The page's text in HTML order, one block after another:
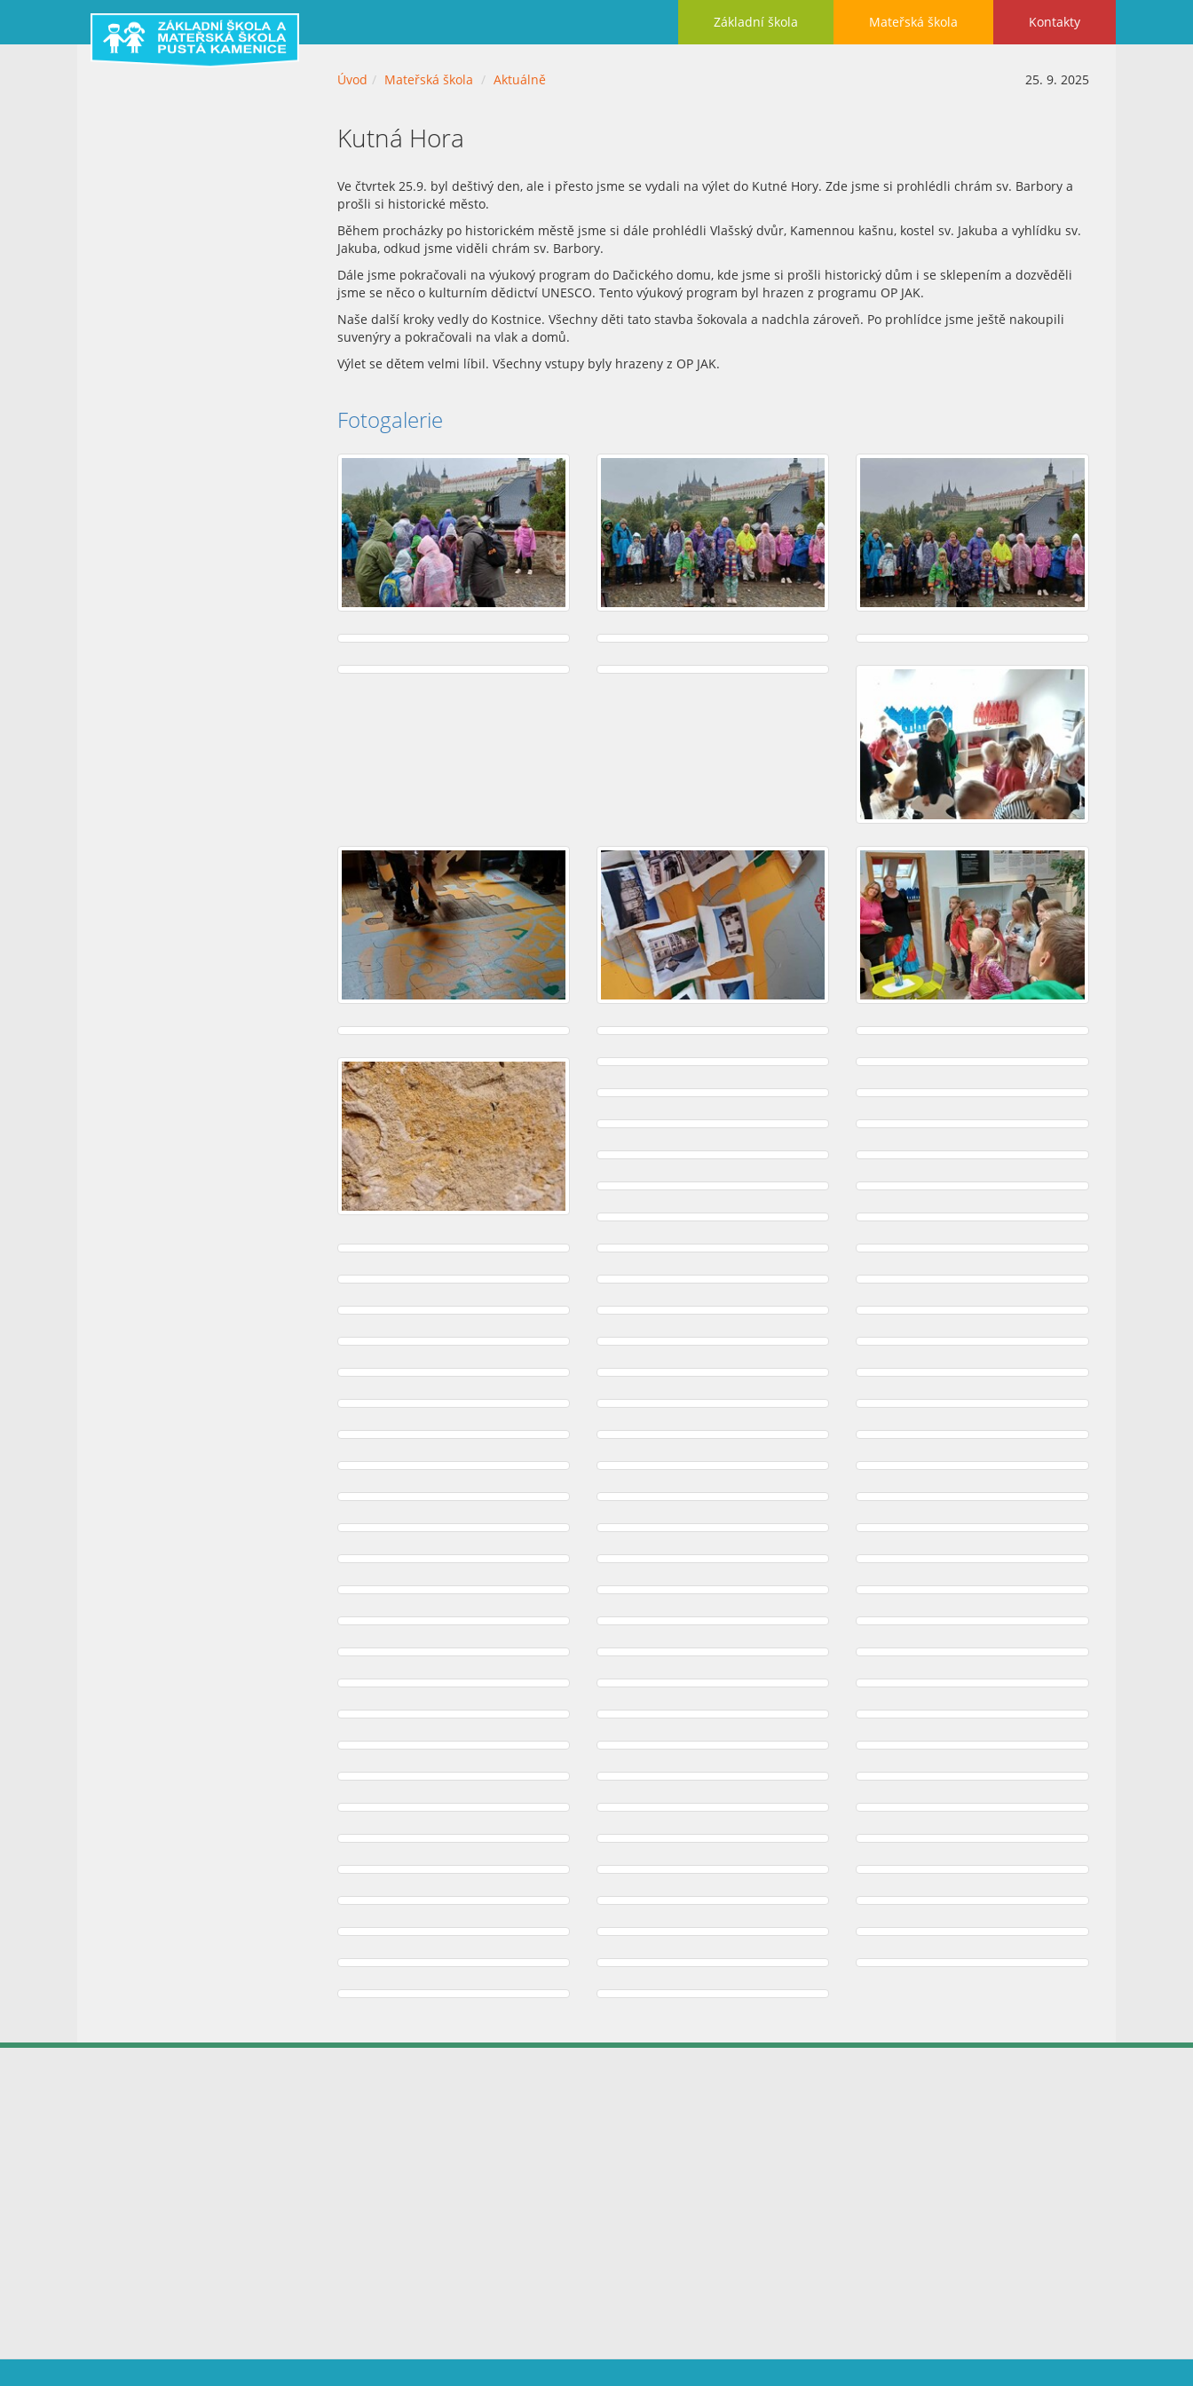
Základní škola Mateřská škola Kontakty
Úvod Mateřská škola Aktuálně 25. 9. 2025
Kutná Hora
Ve čtvrtek 25.9. byl deštivý den, ale i přesto jsme se vydali na výlet do Kutné Hory. Zde jsme si prohlédli chrám sv. Barbory a
prošli si historické město.
Během procházky po historickém městě jsme si dále prohlédli Vlašský dvůr, Kamennou kašnu, kostel sv. Jakuba a vyhlídku sv.
Jakuba, odkud jsme viděli chrám sv. Barbory.
Dále jsme pokračovali na výukový program do Dačického domu, kde jsme si prošli historický dům i se sklepením a dozvěděli
jsme se něco o kulturním dědictví UNESCO. Tento výukový program byl hrazen z programu OP JAK.
Naše další kroky vedly do Kostnice. Všechny děti tato stavba šokovala a nadchla zároveň. Po prohlídce jsme ještě nakoupili
suvenýry a pokračovali na vlak a domů.
Výlet se dětem velmi líbil. Všechny vstupy byly hrazeny z OP JAK.
Fotogalerie